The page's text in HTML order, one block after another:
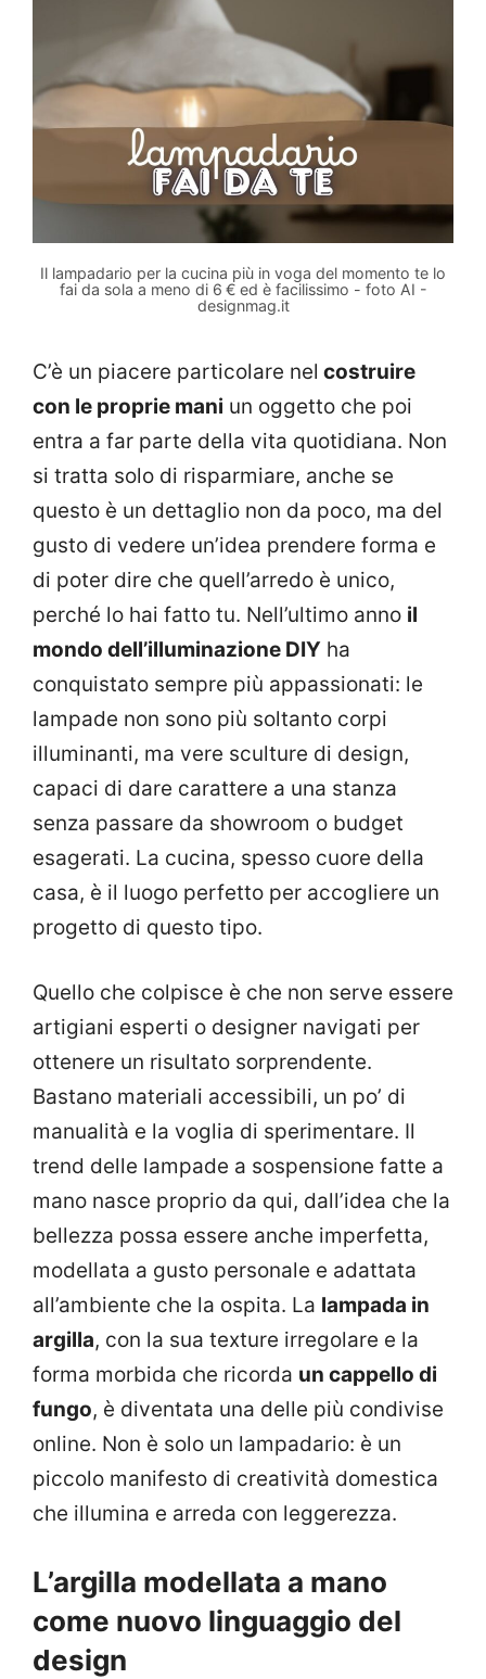
Il lampadario per la cucina più in voga del momento te lo
fai da sola a meno di 6 € ed è facilissimo - foto AI -
designmag.it
C’è un piacere particolare nel costruire
con le proprie mani un oggetto che poi
entra a far parte della vita quotidiana. Non
si tratta solo di risparmiare, anche se
questo è un dettaglio non da poco, ma del
gusto di vedere un’idea prendere forma e
di poter dire che quell’arredo è unico,
perché lo hai fatto tu. Nell’ultimo anno il
mondo dell’illuminazione DIY ha
conquistato sempre più appassionati: le
lampade non sono più soltanto corpi
illuminanti, ma vere sculture di design,
capaci di dare carattere a una stanza
senza passare da showroom o budget
esagerati. La cucina, spesso cuore della
casa, è il luogo perfetto per accogliere un
progetto di questo tipo.
Quello che colpisce è che non serve essere
artigiani esperti o designer navigati per
ottenere un risultato sorprendente.
Bastano materiali accessibili, un po’ di
manualità e la voglia di sperimentare. Il
trend delle lampade a sospensione fatte a
mano nasce proprio da qui, dall’idea che la
bellezza possa essere anche imperfetta,
modellata a gusto personale e adattata
all’ambiente che la ospita. La lampada in
argilla, con la sua texture irregolare e la
forma morbida che ricorda un cappello di
fungo, è diventata una delle più condivise
online. Non è solo un lampadario: è un
piccolo manifesto di creatività domestica
che illumina e arreda con leggerezza.
L’argilla modellata a mano
come nuovo linguaggio del
design